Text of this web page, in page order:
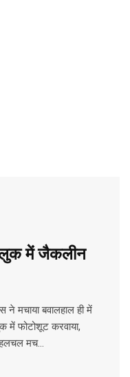
लुक में जैकलीन
मचाया बवालहाल ही में
में फोटोशूट करवाया,
हलचल मच…